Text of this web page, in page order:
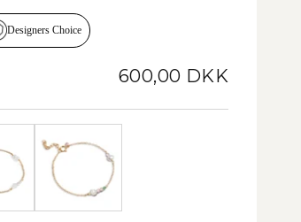
Designers Choice
600,00 DKK